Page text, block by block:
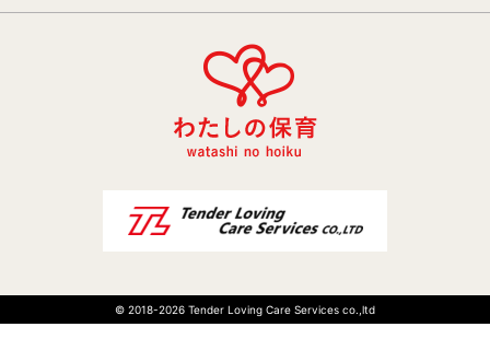
© 2018-2026 Tender Loving Care Services co.,ltd